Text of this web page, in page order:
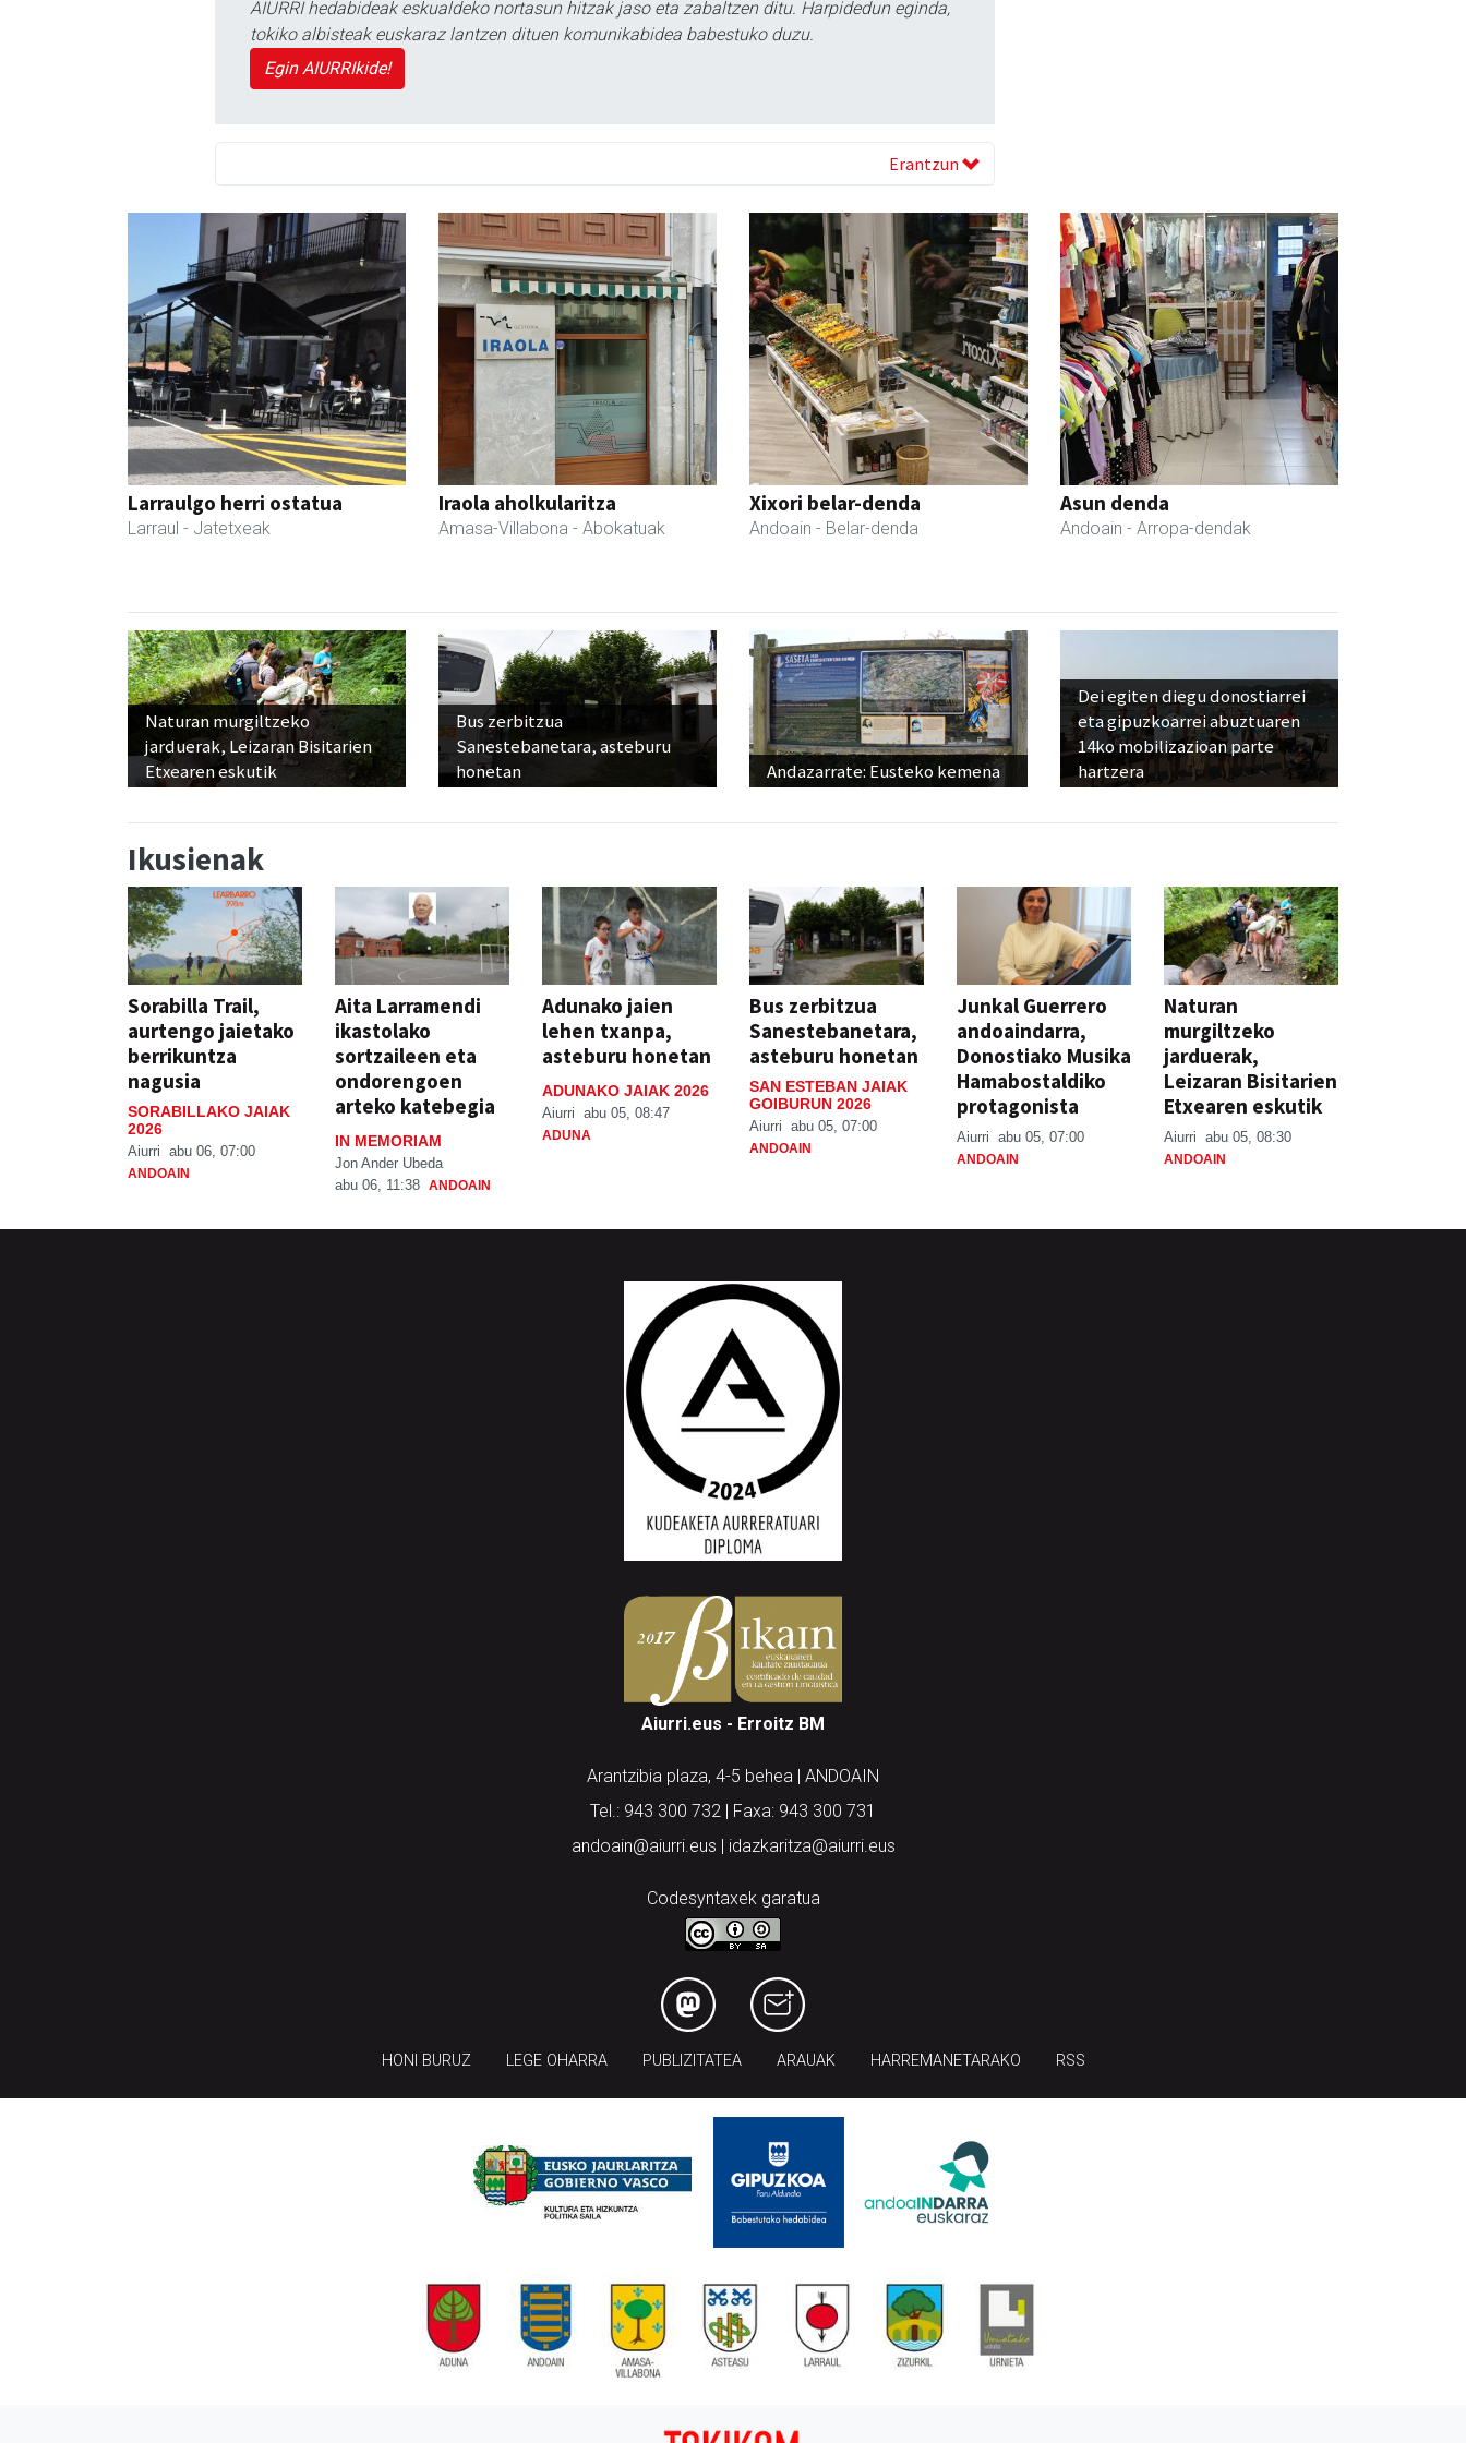
AIURRI hedabideak eskualdeko nortasun hitzak jaso eta zabaltzen ditu. Harpidedun eginda,
tokiko albisteak euskaraz lantzen dituen komunikabidea babestuko duzu.
Egin AIURRIkide!
Erantzun
Larraulgo herri ostatua
Larraul - Jatetxeak
Iraola aholkularitza
Amasa-Villabona - Abokatuak
Xixori belar-denda
Andoain - Belar-denda
Asun denda
Andoain - Arropa-dendak
Naturan murgiltzeko
jarduerak, Leizaran Bisitarien
Etxearen eskutik
Bus zerbitzua
Sanestebanetara, asteburu
honetan
Andazarrate: Eusteko kemena
Dei egiten diegu donostiarrei
eta gipuzkoarrei abuztuaren
14ko mobilizazioan parte
hartzera
Ikusienak
Sorabilla Trail,
aurtengo jaietako
berrikuntza
nagusia
SORABILLAKO JAIAK
2026
Aiurri abu 06, 07:00
ANDOAIN
Aita Larramendi
ikastolako
sortzaileen eta
ondorengoen
arteko katebegia
IN MEMORIAM
Jon Ander Ubeda
abu 06, 11:38 ANDOAIN
Adunako jaien
lehen txanpa,
asteburu honetan
ADUNAKO JAIAK 2026
Aiurri abu 05, 08:47
ADUNA
Bus zerbitzua
Sanestebanetara,
asteburu honetan
SAN ESTEBAN JAIAK
GOIBURUN 2026
Aiurri abu 05, 07:00
ANDOAIN
Junkal Guerrero
andoaindarra,
Donostiako Musika
Hamabostaldiko
protagonista
Aiurri abu 05, 07:00
ANDOAIN
Naturan
murgiltzeko
jarduerak,
Leizaran Bisitarien
Etxearen eskutik
Aiurri abu 05, 08:30
ANDOAIN
Aiurri.eus - Erroitz BM
Arantzibia plaza, 4-5 behea | ANDOAIN
Tel.: 943 300 732 | Faxa: 943 300 731
andoain@aiurri.eus | idazkaritza@aiurri.eus
Codesyntaxek garatua
HONI BURUZ LEGE OHARRA PUBLIZITATEA ARAUAK HARREMANETARAKO RSS